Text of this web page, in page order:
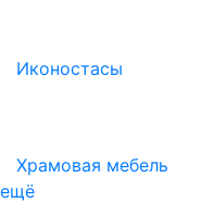
Иконостасы
Храмовая мебель
ещё